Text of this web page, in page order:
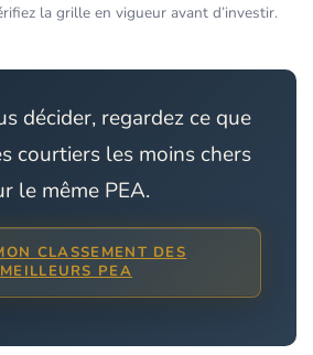
la grille en vigueur avant d’investir.
décider, regardez ce que
courtiers les moins chers
le même PEA.
CLASSEMENT DES
MEILLEURS PEA